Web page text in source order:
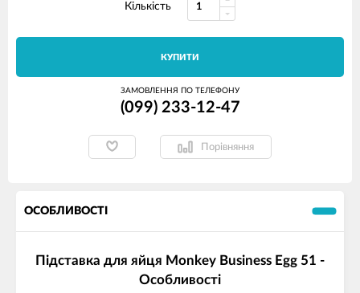
Кількість
КУПИТИ
ЗАМОВЛЕННЯ ПО ТЕЛЕФОНУ
(099) 233-12-47
Порівняння
ОСОБЛИВОСТІ
Підставка для яйця Monkey Business Egg 51 -
Особливості